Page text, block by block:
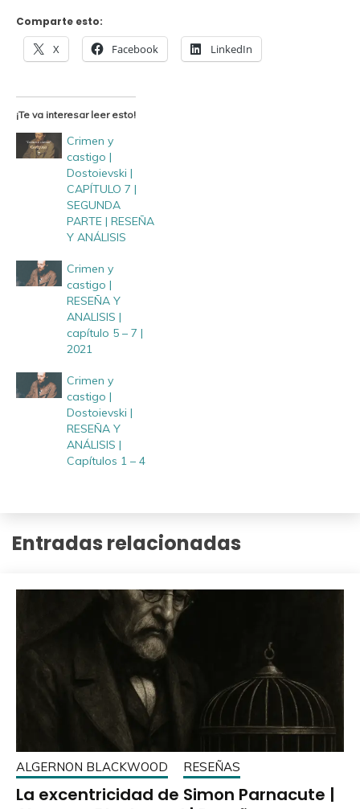
Comparte esto:
X Facebook LinkedIn
¡Te va interesar leer esto!
Crimen y
castigo |
Dostoievski |
CAPÍTULO 7 |
SEGUNDA
PARTE | RESEÑA
Y ANÁLISIS
Crimen y
castigo |
RESEÑA Y
ANALISIS |
capítulo 5 – 7 |
2021
Crimen y
castigo |
Dostoievski |
RESEÑA Y
ANÁLISIS |
Capítulos 1 – 4
Entradas relacionadas
ALGERNON BLACKWOOD RESEÑAS
La excentricidad de Simon Parnacute |